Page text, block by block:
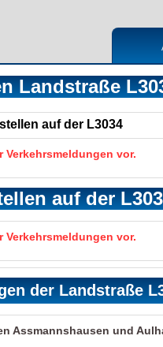
Landstraße
auf der L3034
Verkehrsmeldungen vor.
auf der
Verkehrsmeldungen vor.
der Landstraße
Assmannshausen und